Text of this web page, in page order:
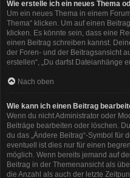
Wie erstelle ich ein neues Thema
Um ein neues Thema in einem
Thema“ klicken. Um auf einen
klicken. Es könnte sein, dass eine
einen Beitrag schreiben kannst.
der Foren- und der Beitragsansicht
erstellen“, „Du darfst Dateianhänge
Nach oben
Wie kann ich einen Beitrag
Wenn du nicht Administrator oder
Beiträge bearbeiten oder löschen.
du das „Ändere Beitrag“-Symbol für
eventuell ist dies nur für einen
möglich. Wenn bereits jemand auf
Beitrag in der Themenansicht als
die Anzahl als auch der letzte